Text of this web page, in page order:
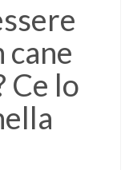
Ce lo